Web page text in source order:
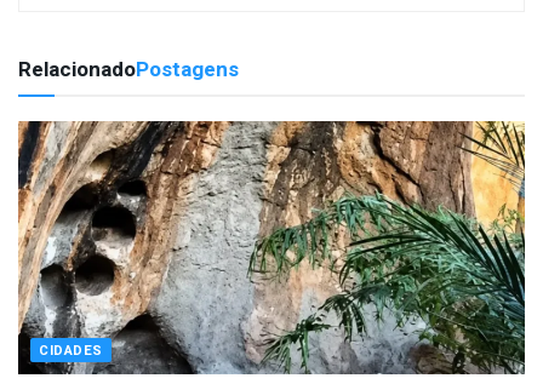
RelacionadoPostagens
CIDADES